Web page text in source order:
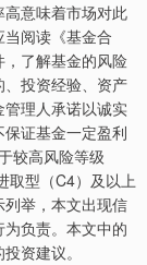
意味着市场对此
阅读《基金合
了解基金的风险
投资经验、资产
理人承诺以诚实
证基金一定盈利
较高风险等级
取型（C4）及以上
举，本文出现信
负责。本文中的
资建议。